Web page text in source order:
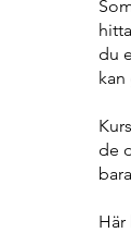
du
de
Här